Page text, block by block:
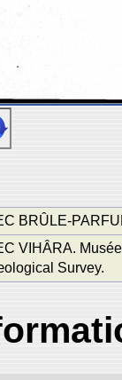
BRÛLE-
VIHÂRA.
Survey.